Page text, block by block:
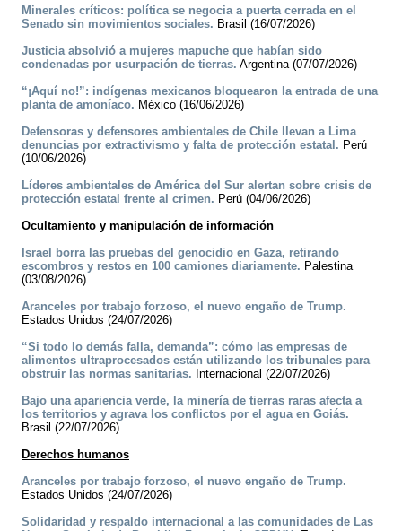
Minerales críticos: política se negocia a puerta cerrada en el
Senado sin movimientos sociales. Brasil (16/07/2026)
Justicia absolvió a mujeres mapuche que habían sido
condenadas por usurpación de tierras. Argentina (07/07/2026)
“¡Aquí no!”: indígenas mexicanos bloquearon la entrada de una
planta de amoníaco. México (16/06/2026)
Defensoras y defensores ambientales de Chile llevan a Lima
denuncias por extractivismo y falta de protección estatal. Perú
(10/06/2026)
Líderes ambientales de América del Sur alertan sobre crisis de
protección estatal frente al crimen. Perú (04/06/2026)
Ocultamiento y manipulación de información
Israel borra las pruebas del genocidio en Gaza, retirando
escombros y restos en 100 camiones diariamente. Palestina
(03/08/2026)
Aranceles por trabajo forzoso, el nuevo engaño de Trump.
Estados Unidos (24/07/2026)
“Si todo lo demás falla, demanda”: cómo las empresas de
alimentos ultraprocesados están utilizando los tribunales para
obstruir las normas sanitarias. Internacional (22/07/2026)
Bajo una apariencia verde, la minería de tierras raras afecta a
los territorios y agrava los conflictos por el agua en Goiás.
Brasil (22/07/2026)
Derechos humanos
Aranceles por trabajo forzoso, el nuevo engaño de Trump.
Estados Unidos (24/07/2026)
Solidaridad y respaldo internacional a las comunidades de Las